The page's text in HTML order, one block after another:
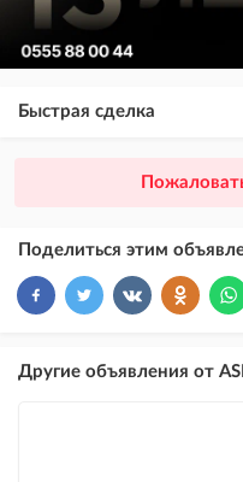
Быстрая сделка
размещение объявления выше
размещение объявления выше
Поделиться этим
Другие объявления от